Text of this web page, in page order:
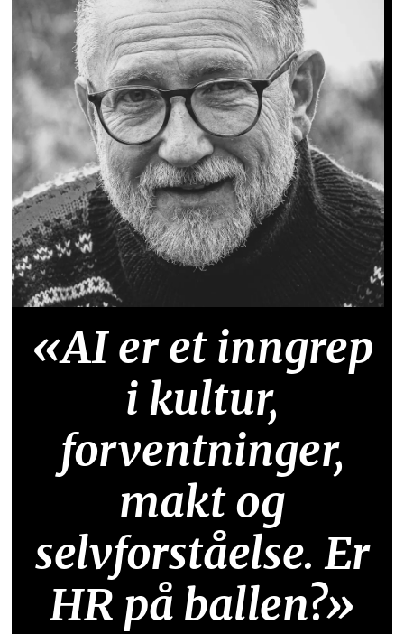
«AI er et inngrep
i kultur,
forventninger,
makt og
selvforståelse. Er
HR på ballen?»